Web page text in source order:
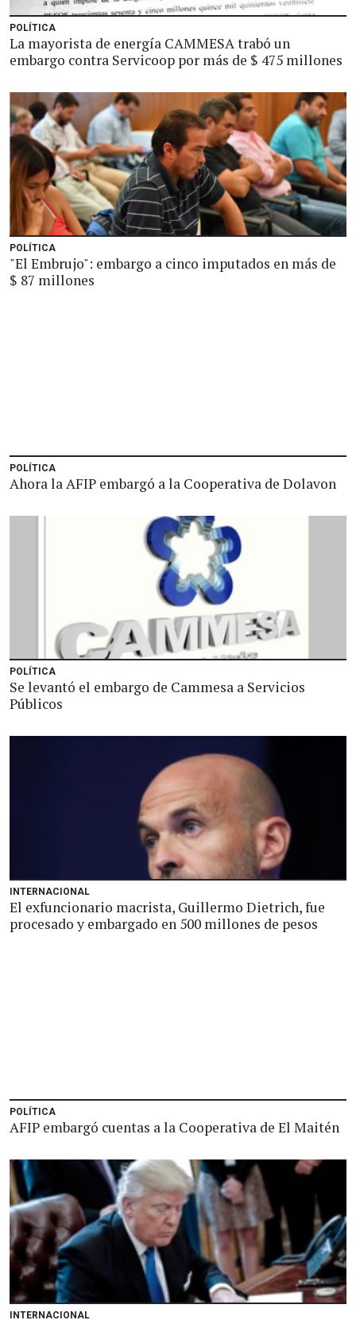
POLÍTICA
La mayorista de energía CAMMESA trabó un
embargo contra Servicoop por más de $ 475 millones
POLÍTICA
"El Embrujo": embargo a cinco imputados en más de
$ 87 millones
POLÍTICA
Ahora la AFIP embargó a la Cooperativa de Dolavon
POLÍTICA
Se levantó el embargo de Cammesa a Servicios
Públicos
INTERNACIONAL
El exfuncionario macrista, Guillermo Dietrich, fue
procesado y embargado en 500 millones de pesos
POLÍTICA
AFIP embargó cuentas a la Cooperativa de El Maitén
INTERNACIONAL